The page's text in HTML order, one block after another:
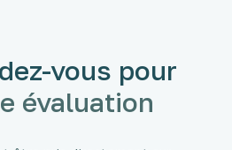
vous pour
évaluation